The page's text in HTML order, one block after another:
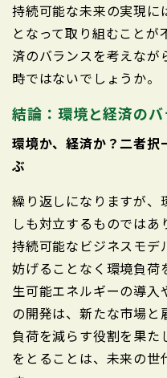
持続可能な未来の実現に
となって取り組むことが
済のバランスを考えなが
時ではないでしょうか。
結論：環境と経済の
環境か、経済か？二者択
ぶ
繰り返しになりますが、
しも対立するものでは
持続可能なビジネスモデ
妨げることなく環境負荷
生可能エネルギーの導入
の開発は、新たな市場
負荷を減らす役割を果た
をとることは、未来の世